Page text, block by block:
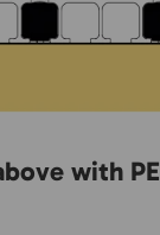
with PE